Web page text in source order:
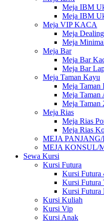
Meja IBM
Meja IBM
Meja VIP KACA
Meja
Meja
Meja Bar
Meja Bar
Meja Bar
Meja Taman Kayu
Meja Taman
Meja Taman
Meja Taman
Meja Rias
Meja Rias
Meja Rias
MEJA
MEJA KONSUL/
Sewa Kursi
Kursi Futura
Kursi Futura
Kursi Futura
Kursi Futura
Kursi Kuliah
Kursi Vip
Kursi Anak